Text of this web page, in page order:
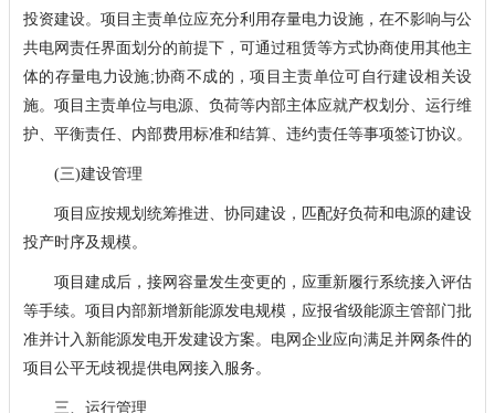
投资建设。项目主责单位应充分利用存量电力设施，在不影响与公
共电网责任界面划分的前提下，可通过租赁等方式协商使用其他主
体的存量电力设施;协商不成的，项目主责单位可自行建设相关设
施。项目主责单位与电源、负荷等内部主体应就产权划分、运行维
护、平衡责任、内部费用标准和结算、违约责任等事项签订协议。
(三)建设管理
项目应按规划统筹推进、协同建设，匹配好负荷和电源的建设
投产时序及规模。
项目建成后，接网容量发生变更的，应重新履行系统接入评估
等手续。项目内部新增新能源发电规模，应报省级能源主管部门批
准并计入新能源发电开发建设方案。电网企业应向满足并网条件的
项目公平无歧视提供电网接入服务。
三、运行管理